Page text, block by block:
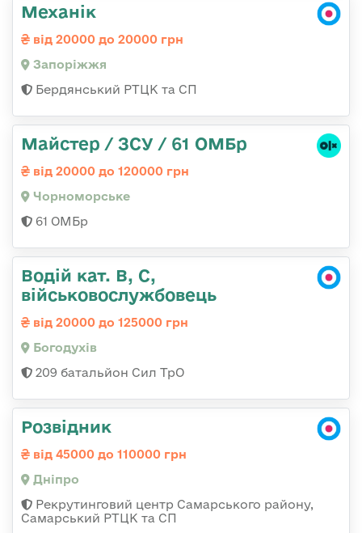
Механік
від 20000 до 20000 грн
Запоріжжя
Бердянський РТЦК та СП
Майстер / ЗСУ / 61 ОМБр
від 20000 до 120000 грн
Чорноморське
61 ОМБр
Водій кат. В, С,
військовослужбовець
від 20000 до 125000 грн
Богодухів
209 батальйон Сил ТрО
Розвідник
від 45000 до 110000 грн
Дніпро
Рекрутинговий центр Самарського району,
Самарський РТЦК та СП